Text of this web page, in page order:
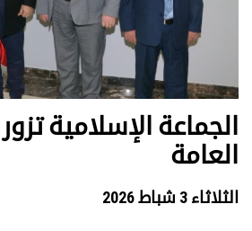
الجماعة الإسلامية
العامة
الثلاثاء 3 شباط 2026